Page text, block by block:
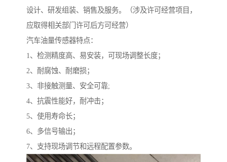
设计、研发组装、销售及服务。（涉及许可经营项目，
应取得相关部门许可后方可经营）
汽车油量传感器特点：
1、检测精度高、易安装，可现场调整长度；
2、耐腐蚀、耐磨损；
3、非接触测量、安全可靠;
4、抗震性能好，耐冲击；
5、使用寿命长；
6、多信号输出；
7、支持现场调节和远程配置参数。